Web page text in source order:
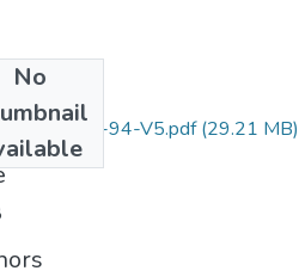
No
13-236-94-V5.pdf(29.21 MB)